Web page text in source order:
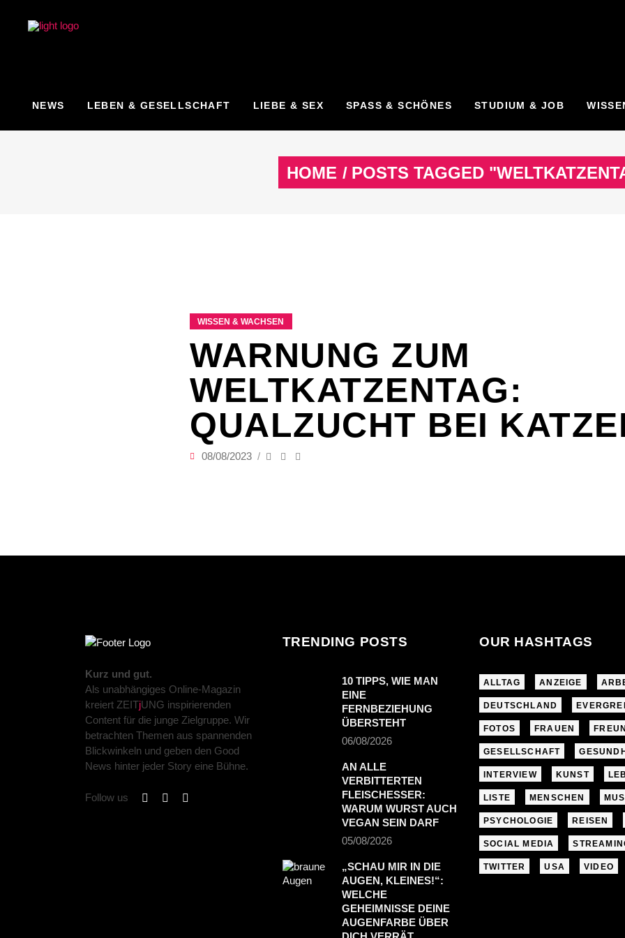
NEWS LEBEN & GESELLSCHAFT LIEBE & SEX SPASS & SCHÖNES STUDIUM & JOB
HOME / POSTS TAGGED
WISSEN & WACHSEN
WARNUNG ZUM
WELTKATZENTAG:
QUALZUCHT BEI
08/08/2023
Kurz und gut.
Als unabhängiges Online-Magazin
kreiert ZEITjUNG inspirierenden
Content für die junge Zielgruppe. Wir
betrachten Themen aus spannenden
Blickwinkeln und geben den Good
News hinter jeder Story eine Bühne.
Follow us
TRENDING POSTS
10 TIPPS, WIE MAN
EINE
FERNBEZIEHUNG
ÜBERSTEHT
06/08/2026
AN ALLE
VERBITTERTEN
FLEISCHESSER:
WARUM WURST AUCH
VEGAN SEIN DARF
05/08/2026
„SCHAU MIR IN DIE
AUGEN, KLEINES!“:
WELCHE
GEHEIMNISSE DEINE
AUGENFARBE ÜBER
OUR HASHTAGS
ALLTAG ANZEIGE
DEUTSCHLAND
FOTOS FRAUEN
GESELLSCHAFT
INTERVIEW KUNST
LISTE MENSCHEN
PSYCHOLOGIE REISEN
SOCIAL MEDIA
TWITTER USA VIDEO